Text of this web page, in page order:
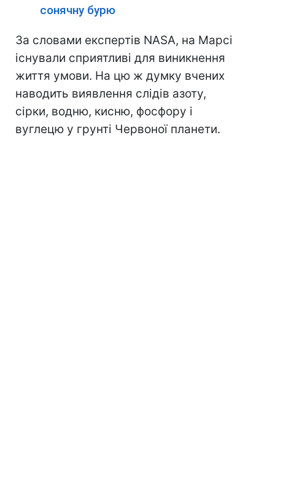
сонячну бурю
За словами експертів NASA, на Марсі
існували сприятливі для виникнення
життя умови. На цю ж думку вчених
наводить виявлення слідів азоту,
сірки, водню, кисню, фосфору і
вуглецю у грунті Червоної планети.